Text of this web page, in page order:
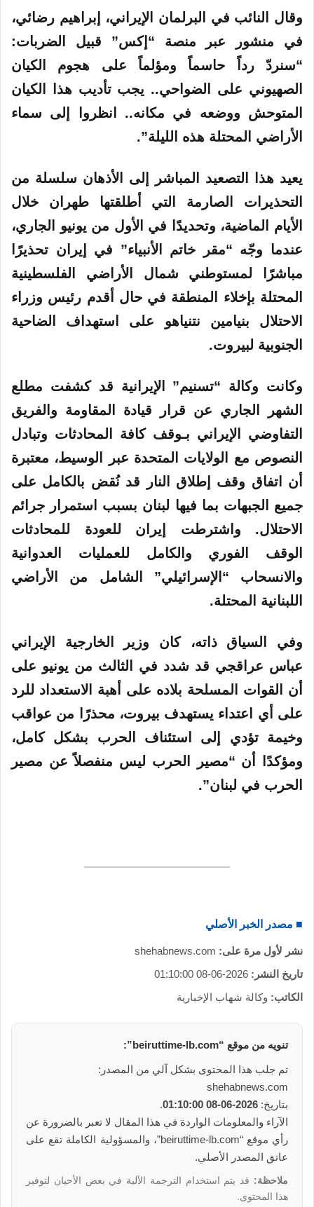
وقال النائب في البرلمان الإيراني، إبراهيم رضائي،
في منشور عبر منصة “إكس” قبيل الضربات:
“سنردّ رداً حاسماً ومؤلماً على هجوم الكيان
الصهيوني على الضواحي.. يجب تأديب هذا الكيان
المتوحش ووضعه في مكانه.. انظروا إلى سماء
الأراضي المحتلة هذه الليلة”.
يعيد هذا التصعيد المباشر إلى الأذهان سلسلة من
التحذيرات الصارمة التي أطلقتها طهران خلال
الأيام الماضية، وتحديدًا في الأول من يونيو الجاري،
عندما وجّه “مقر خاتم الأنبياء” في إيران تحذيرًا
مباشرًا لمستوطني شمال الأراضي الفلسطينية
المحتلة بإخلاء المنطقة في حال أقدم رئيس وزراء
الاحتلال بنيامين نتنياهو على استهداف الضاحية
الجنوبية لبيروت.
وكانت وكالة “تسنيم” الإيرانية قد كشفت مطلع
الشهر الجاري عن قرار قيادة المقاومة والفريق
التفاوضي الإيراني بـوقف كافة المحادثات وتبادل
النصوص مع الولايات المتحدة عبر الوسيط، معتبرة
أن اتفاق وقف إطلاق النار قد نُقض بالكامل على
جميع الجبهات بما فيها لبنان بسبب استمرار جرائم
الاحتلال. واشترطت إيران للعودة للمحادثات
الوقف الفوري والكامل للعمليات العدوانية
والانسحاب “الإسرائيلي” الشامل من الأراضي
اللبنانية المحتلة.
وفي السياق ذاته، كان وزير الخارجية الإيراني
عباس عراقجي قد شدد في الثالث من يونيو على
أن القوات المسلحة بلاده على أهبة الاستعداد للرد
على أي اعتداء يستهدف بيروت، محذرًا من عواقب
وخيمة تؤدي إلى استئناف الحرب بشكل كامل،
ومؤكدًا أن “مصير الحرب ليس منفصلاً عن مصير
الحرب في لبنان”.
■ مصدر الخبر الأصلي
نشر لأول مرة على: shehabnews.com
تاريخ النشر: 2026-06-08 01:10:00
الكاتب: وكالة شهاب الإخبارية
تنويه من موقع “beiruttime-lb.com”:
تم جلب هذا المحتوى بشكل آلي من المصدر:
shehabnews.com
بتاريخ: 2026-06-08 01:10:00
.
الآراء والمعلومات الواردة في هذا المقال لا تعبر بالضرورة عن
رأي موقع “beiruttime-lb.com”، والمسؤولية الكاملة تقع على
عاتق المصدر الأصلي.
ملاحظة: قد يتم استخدام الترجمة الآلية في بعض الأحيان لتوفير
هذا المحتوى.